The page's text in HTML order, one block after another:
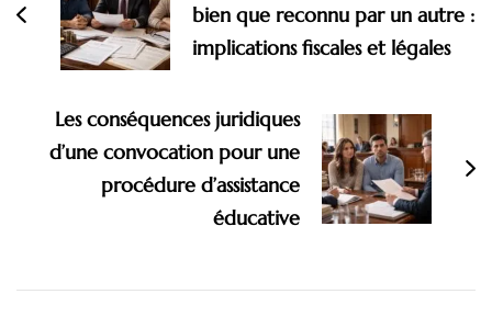
bien que reconnu par un autre :
implications fiscales et légales
Les conséquences juridiques
d’une convocation pour une
procédure d’assistance
éducative